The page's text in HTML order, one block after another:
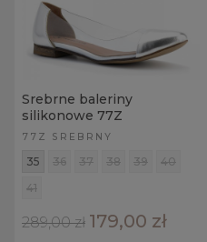
Srebrne baleriny
silikonowe 77Z
77Z SREBRNY
35 36 37 38 39
40
41
289,00 zł 179,00 zł